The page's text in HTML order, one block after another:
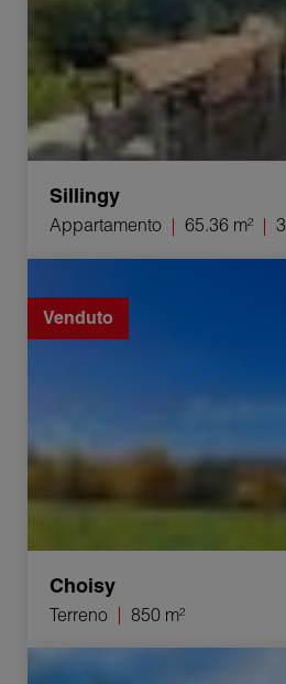
Sillingy
Appartamento 65.36 m²
Venduto
Choisy
Terreno 850 m²
Vendita Appartamento Cruseilles